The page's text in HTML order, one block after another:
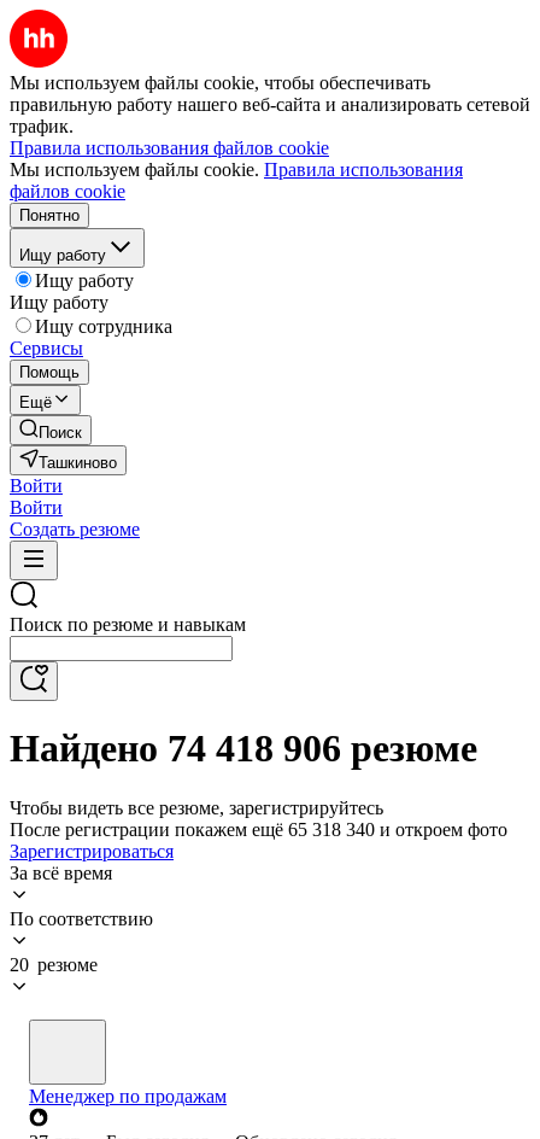
Мы используем файлы cookie, чтобы обеспечивать
правильную работу нашего веб-сайта и анализировать сетевой
трафик.
Правила использования файлов cookie
Мы используем файлы cookie. Правила использования
файлов cookie
Понятно
Ищу работу
Ищу работу
Ищу работу
Ищу сотрудника
Сервисы
Помощь
Ещё
Поиск
Ташкиново
Войти
Войти
Создать резюме
Поиск по резюме и навыкам
Найдено 74 418 906 резюме
Чтобы видеть все резюме, зарегистрируйтесь
После регистрации покажем ещё 65 318 340 и откроем фото
Зарегистрироваться
За всё время
По соответствию
20 резюме
Менеджер по продажам